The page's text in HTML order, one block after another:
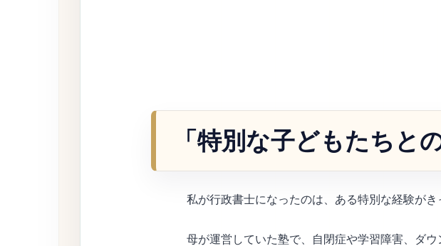
「特別な子どもたちと
私が行政書士になったのは、ある特別な経験がき
母が運営していた塾で、自閉症や学習障害、ダ